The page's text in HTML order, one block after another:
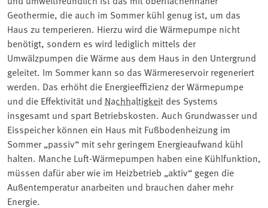
Geothermie, die auch im Sommer kühl genug ist, um das
Haus zu temperieren. Hierzu wird die Wärmepumpe nicht
benötigt, sondern es wird lediglich mittels der
Umwälzpumpen die Wärme aus dem Haus in den Untergrund
geleitet. Im Sommer kann so das Wärmereservoir regeneriert
werden. Das erhöht die Energieeffizienz der Wärmepumpe
und die Effektivität und ⁠ Nachhaltigkeit ⁠ des Systems
insgesamt und spart Betriebskosten. Auch Grundwasser und
Eisspeicher können ein Haus mit Fußbodenheizung im
Sommer „passiv“ mit sehr geringem Energieaufwand kühl
halten. Manche Luft-Wärmepumpen haben eine Kühlfunktion,
müssen dafür aber wie im Heizbetrieb „aktiv“ gegen die
Außentemperatur anarbeiten und brauchen daher mehr
Energie.